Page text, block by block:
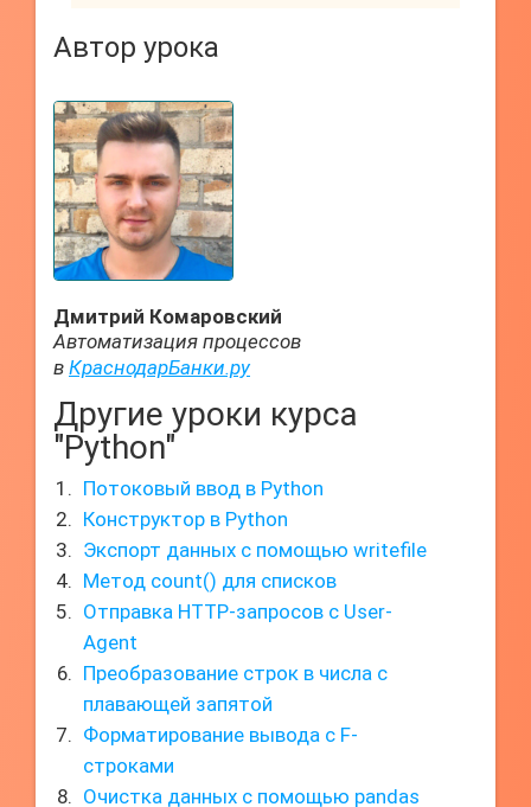
Автор урока
Дмитрий Комаровский
Автоматизация процессов
в КраснодарБанки.ру
Другие уроки курса
"Python"
Потоковый ввод в Python
Конструктор в Python
Экспорт данных с помощью writefile
Метод count() для списков
Отправка HTTP-запросов с User-
Agent
Преобразование строк в числа с
плавающей запятой
Форматирование вывода с F-
строками
Очистка данных с помощью pandas